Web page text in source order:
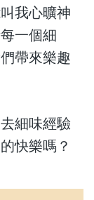
我心曠神
一個細
帶來樂趣
細味經驗
快樂嗎？